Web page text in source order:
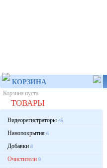
КОРЗИНА
Корзина пуста
ТОВАРЫ
Видеорегистраторы 45
Нанопокрытия 6
Добавки 8
Очистители 9